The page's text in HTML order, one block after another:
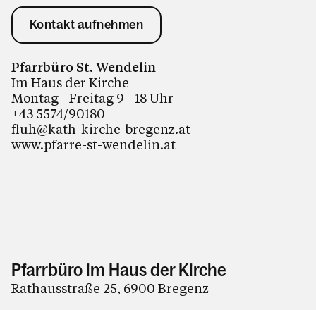
Kontakt aufnehmen
Pfarrbüro St. Wendelin
Im Haus der Kirche
Montag - Freitag 9 - 18 Uhr
+43 5574/90180
fluh@kath-kirche-bregenz.at
www.pfarre-st-wendelin.at
Pfarrbüro im Haus der Kirche
Rathausstraße 25, 6900 Bregenz